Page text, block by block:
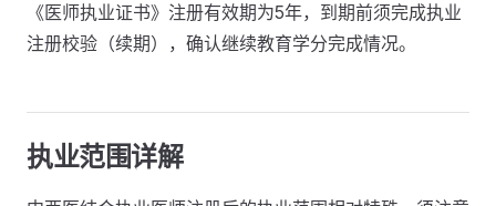
《医师执业证书》注册有效期为5年，到期前须完成执业
注册校验（续期），确认继续教育学分完成情况。
执业范围详解